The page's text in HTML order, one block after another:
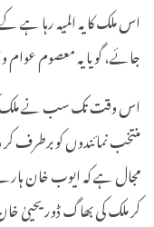
اس ملک کا یہ المیہ رہا
جائے، گویا یہ معصوم
اس وقت تک سب نے ملک کو
منتخب نمائندوں کو برطرف
کر ملک کی بھاگ ڈور یحییٰ